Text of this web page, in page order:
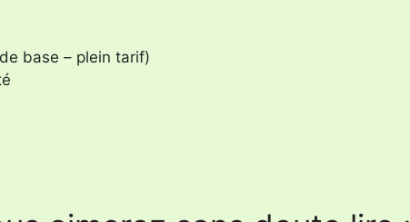
base – plein tarif)